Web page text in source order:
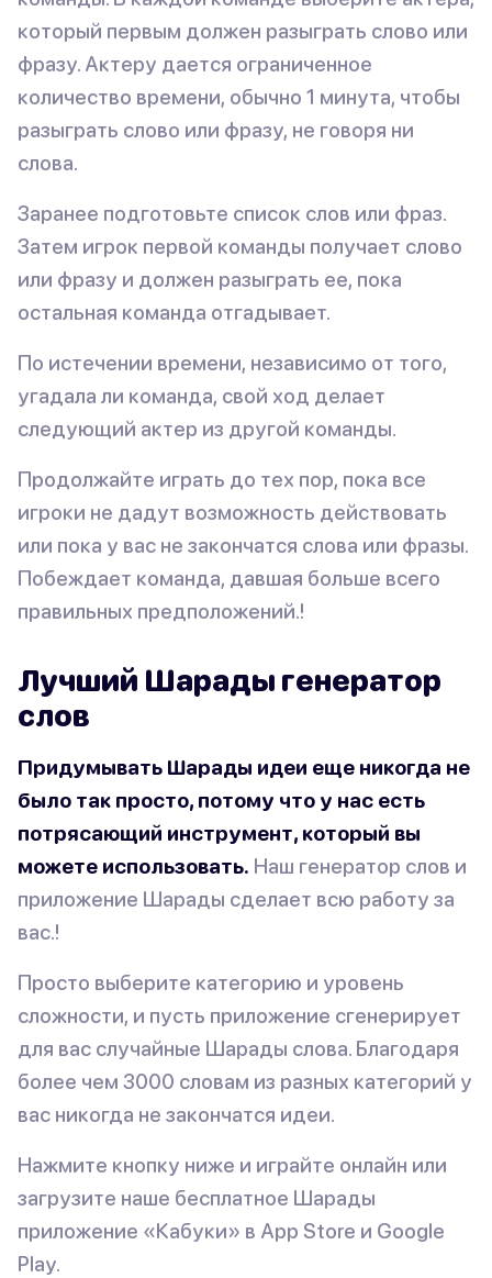
который первым должен разыграть слово или
фразу. Актеру дается ограниченное
количество времени, обычно 1 минута, чтобы
разыграть слово или фразу, не говоря ни
слова.
Заранее подготовьте список слов или фраз.
Затем игрок первой команды получает слово
или фразу и должен разыграть ее, пока
остальная команда отгадывает.
По истечении времени, независимо от того,
угадала ли команда, свой ход делает
следующий актер из другой команды.
Продолжайте играть до тех пор, пока все
игроки не дадут возможность действовать
или пока у вас не закончатся слова или фразы.
Побеждает команда, давшая больше всего
правильных предположений.!
Лучший Шарады генератор
слов
Придумывать Шарады идеи еще никогда не
было так просто, потому что у нас есть
потрясающий инструмент, который вы
можете использовать. Наш генератор слов и
приложение Шарады сделает всю работу за
вас.!
Просто выберите категорию и уровень
сложности, и пусть приложение сгенерирует
для вас случайные Шарады слова. Благодаря
более чем 3000 словам из разных категорий у
вас никогда не закончатся идеи.
Нажмите кнопку ниже и играйте онлайн или
загрузите наше бесплатное Шарады
приложение «Кабуки» в App Store и Google
Play.